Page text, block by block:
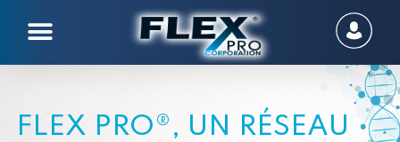
FLEX PRO®, UN RÉSEAU